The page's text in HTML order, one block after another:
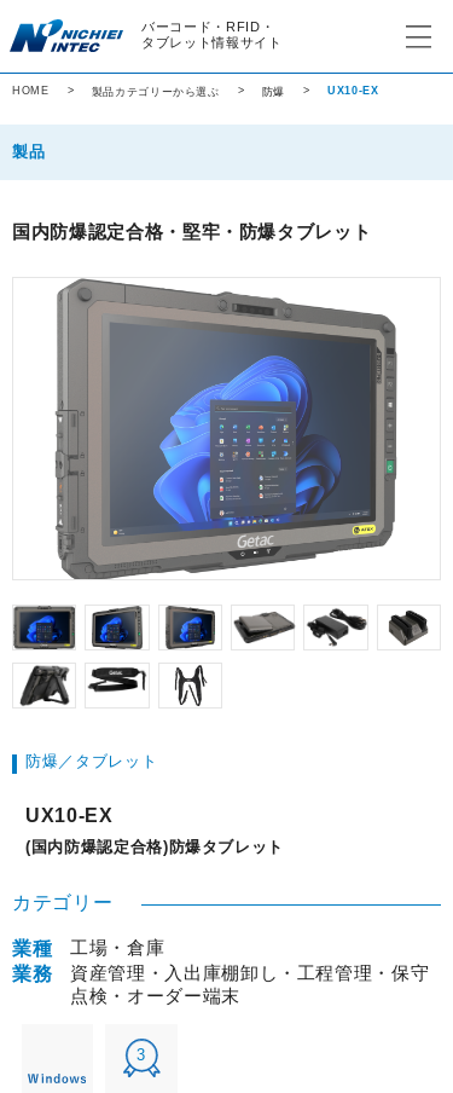
バーコード・RFID・
タブレット情報サイト
HOME 製品カテゴリーから選ぶ 防爆 UX10-EX
製品
業務用タブレット
国内防爆認定合格・堅牢・防爆タブレット
防爆／タブレット
UX10-EX
(国内防爆認定合格)防爆タブレット
カテゴリー
業種
工場・倉庫
業務
資産管理・入出庫棚卸し・工程管理・保守
点検・オーダー端末
3